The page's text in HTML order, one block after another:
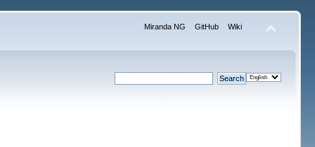
Miranda NG GitHub Wiki